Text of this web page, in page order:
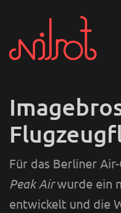
Für das Berliner
Peak Airwurde ein
entwickelt und die